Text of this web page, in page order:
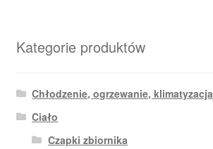
Kategorie produktów
Chłodzenie, ogrzewanie, klimatyzacja
Ciało
Czapki zbiornika